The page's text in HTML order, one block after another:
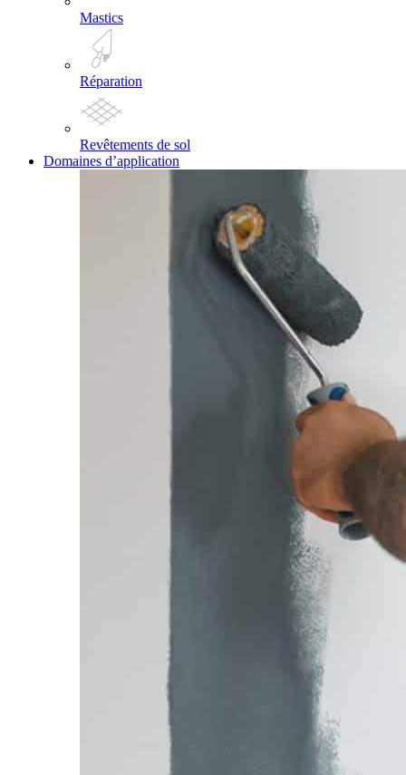
Mastics
Réparation
Revêtements de sol
Domaines d’application